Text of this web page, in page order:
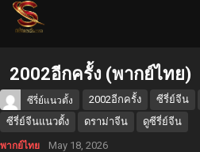
2002อีกครั้ง (พากย์ไทย)
ซีรี่ย์แนวตั้ง 2002อีกครั้ง ซีรี่ย์จีน
ซีรี่ย์จีนแนวตั้ง
ดราม่าจีน ดูซีรี่ย์จีน
พากย์ไทย May 18, 2026